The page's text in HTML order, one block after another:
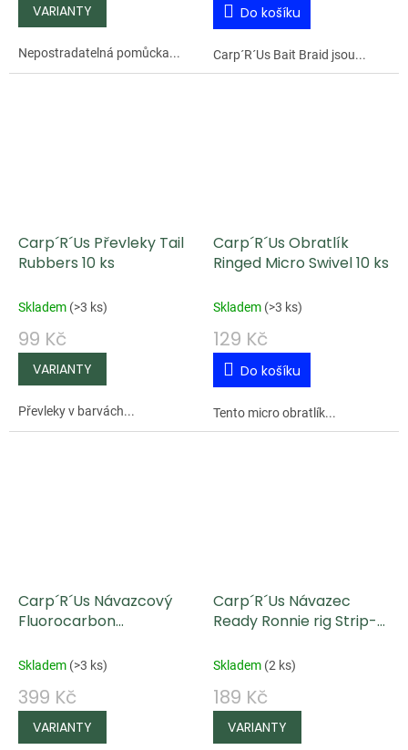
Nepostradatelná pomůcka...
Do košíku
Carp´R´Us Bait Braid jsou...
Carp´R´Us Převleky Tail
Rubbers 10 ks
Skladem (>3 ks)
99 Kč
Převleky v barvách...
Carp´R´Us Obratlík
Ringed Micro Swivel 10 ks
Skladem (>3 ks)
129 Kč
Do košíku
Tento micro obratlík...
Carp´R´Us Návazcový
Fluorocarbon
Skladem (>3 ks)
399 Kč
Carp´R´Us Návazec
Ready Ronnie rig Strip-X
Skladem (2 ks)
189 Kč